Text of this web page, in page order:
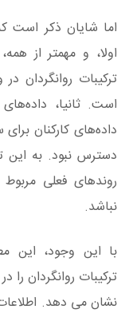
اما شایان ذکر است
اولا، و مهمتر از
ترکیبات روانگردان
است. ثانیا،
دسترس نبود. به این
روندهای فعلی مربوط
نباشد.
با این وجود، این
ترکیبات روانگردان را
نشان می دهد.